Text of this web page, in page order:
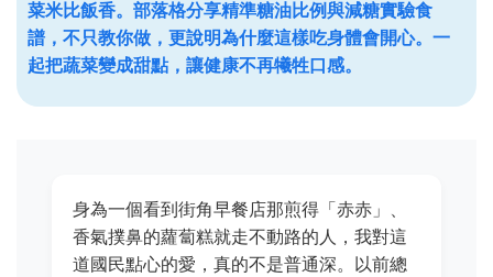
菜米比飯香。部落格分享精準糖油比例與減糖實驗食
譜，不只教你做，更說明為什麼這樣吃身體會開心。一
起把蔬菜變成甜點，讓健康不再犧牲口感。
身為一個看到街角早餐店那煎得「赤赤」、
香氣撲鼻的蘿蔔糕就走不動路的人，我對這
道國民點心的愛，真的不是普通深。以前總